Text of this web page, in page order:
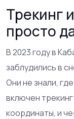
Трекинг
просто
В 2023 году в
заблудились в
Они не знали,
включен
координаты, и